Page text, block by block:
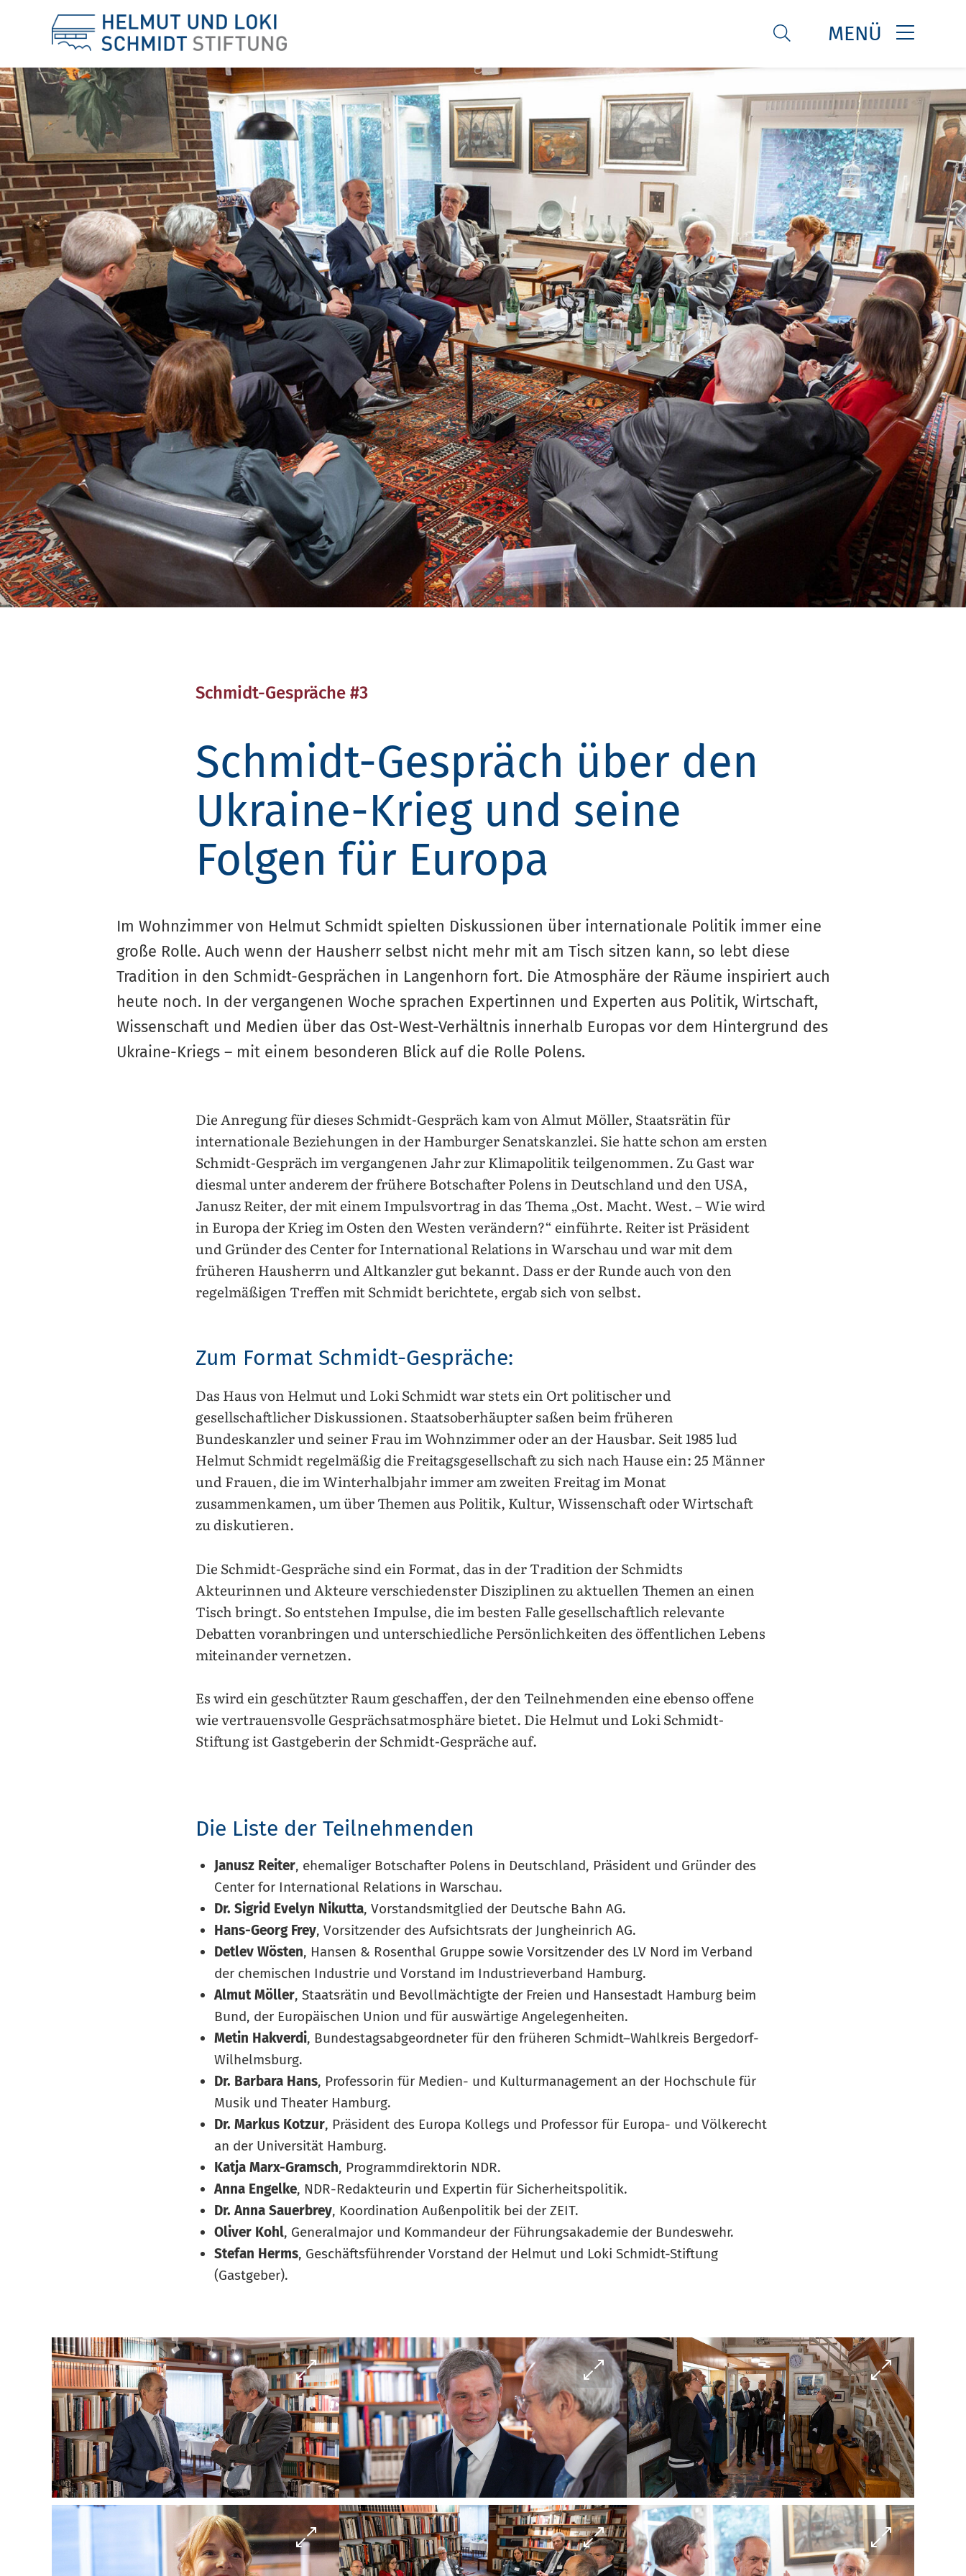
Stiftung
-
SUCHEMENÜ
Schmidt-Gespräche #3
Schmidt-Gespräch über den
Ukraine-Krieg und seine
Folgen für Europa
Im Wohnzimmer von Helmut Schmidt spielten Diskussionen über internationale Politik immer eine
große Rolle. Auch wenn der Hausherr selbst nicht mehr mit am Tisch sitzen kann, so lebt diese
Tradition in den Schmidt-Gesprächen in Langenhorn fort. Die Atmosphäre der Räume inspiriert auch
heute noch. In der vergangenen Woche sprachen Expertinnen und Experten aus Politik, Wirtschaft,
Wissenschaft und Medien über das Ost-West-Verhältnis innerhalb Europas vor dem Hintergrund des
Ukraine-Kriegs – mit einem besonderen Blick auf die Rolle Polens.
Die Anregung für dieses Schmidt-Gespräch kam von Almut Möller, Staatsrätin für
internationale Beziehungen in der Hamburger Senatskanzlei. Sie hatte schon am ersten
Schmidt-Gespräch im vergangenen Jahr zur Klimapolitik teilgenommen. Zu Gast war
diesmal unter anderem der frühere Botschafter Polens in Deutschland und den USA,
Janusz Reiter, der mit einem Impulsvortrag in das Thema „Ost. Macht. West. – Wie wird
in Europa der Krieg im Osten den Westen verändern?“ einführte. Reiter ist Präsident
und Gründer des Center for International Relations in Warschau und war mit dem
früheren Hausherrn und Altkanzler gut bekannt. Dass er der Runde auch von den
regelmäßigen Treffen mit Schmidt berichtete, ergab sich von selbst.
Zum Format Schmidt-Gespräche:
Das Haus von Helmut und Loki Schmidt war stets ein Ort politischer und
gesellschaftlicher Diskussionen. Staatsoberhäupter saßen beim früheren
Bundeskanzler und seiner Frau im Wohnzimmer oder an der Hausbar. Seit 1985 lud
Helmut Schmidt regelmäßig die Freitagsgesellschaft zu sich nach Hause ein: 25 Männer
und Frauen, die im Winterhalbjahr immer am zweiten Freitag im Monat
zusammenkamen, um über Themen aus Politik, Kultur, Wissenschaft oder Wirtschaft
zu diskutieren.
Die Schmidt-Gespräche sind ein Format, das in der Tradition der Schmidts
Akteurinnen und Akteure verschiedenster Disziplinen zu aktuellen Themen an einen
Tisch bringt. So entstehen Impulse, die im besten Falle gesellschaftlich relevante
Debatten voranbringen und unterschiedliche Persönlichkeiten des öffentlichen Lebens
miteinander vernetzen.
Es wird ein geschützter Raum geschaffen, der den Teilnehmenden eine ebenso offene
wie vertrauensvolle Gesprächsatmosphäre bietet. Die Helmut und Loki Schmidt-
Stiftung ist Gastgeberin der Schmidt-Gespräche auf.
Die Liste der Teilnehmenden
Janusz Reiter, ehemaliger Botschafter Polens in Deutschland, Präsident und Gründer des
Center for International Relations in Warschau.
Dr. Sigrid Evelyn Nikutta, Vorstandsmitglied der Deutsche Bahn AG.
Hans-Georg Frey, Vorsitzender des Aufsichtsrats der Jungheinrich AG.
Detlev Wösten, Hansen & Rosenthal Gruppe sowie Vorsitzender des LV Nord im Verband
der chemischen Industrie und Vorstand im Industrieverband Hamburg.
Almut Möller, Staatsrätin und Bevollmächtigte der Freien und Hansestadt Hamburg beim
Bund, der Europäischen Union und für auswärtige Angelegenheiten.
Metin Hakverdi, Bundestagsabgeordneter für den früheren Schmidt–Wahlkreis Bergedorf-
Wilhelmsburg.
Dr. Barbara Hans, Professorin für Medien- und Kulturmanagement an der Hochschule für
Musik und Theater Hamburg.
Dr. Markus Kotzur, Präsident des Europa Kollegs und Professor für Europa- und Völkerecht
an der Universität Hamburg.
Katja Marx-Gramsch, Programmdirektorin NDR.
Anna Engelke, NDR-Redakteurin und Expertin für Sicherheitspolitik.
Dr. Anna Sauerbrey, Koordination Außenpolitik bei der ZEIT.
Oliver Kohl, Generalmajor und Kommandeur der Führungsakademie der Bundeswehr.
Stefan Herms, Geschäftsführender Vorstand der Helmut und Loki Schmidt-Stiftung
(Gastgeber).